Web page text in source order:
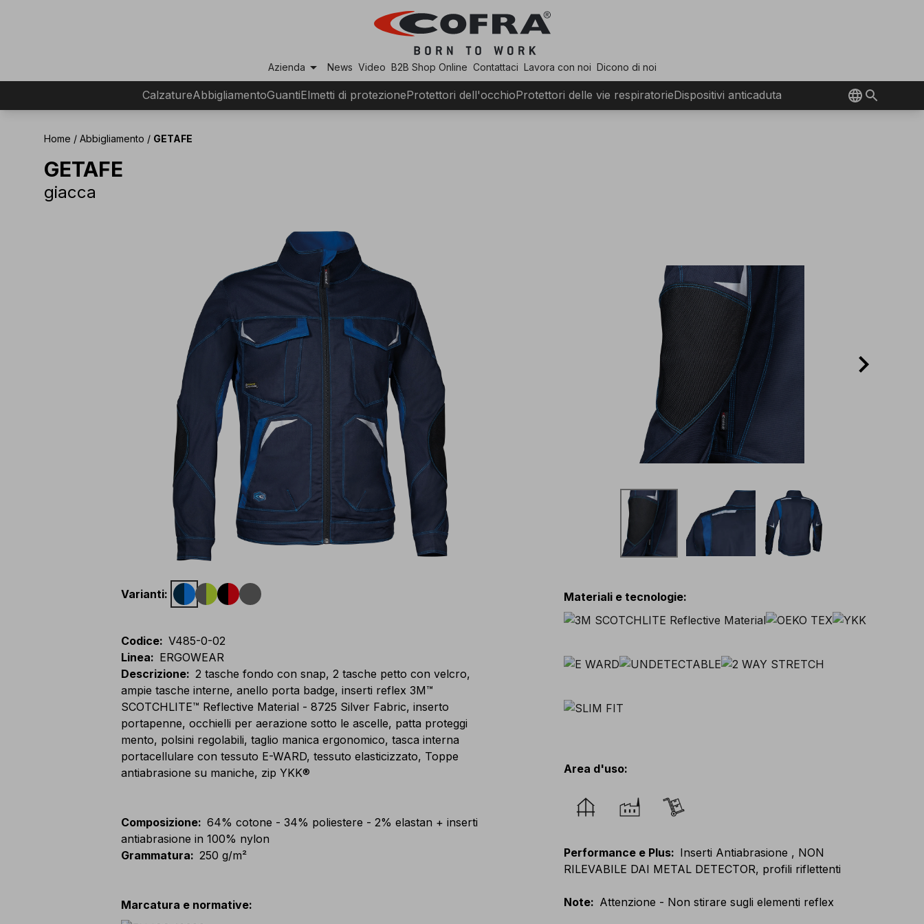
Azienda arrow_drop_down News Video B2B Shop Online Contattaci Lavora con noi Dicono di noi
CalzatureAbbigliamentoGuantiElmetti di protezioneProtettori dell'occhioProtettori delle vie respiratorieDispositivi anticaduta
Home / Abbigliamento / GETAFE
GETAFE
giacca
Varianti:
Codice: V485-0-02
Linea: ERGOWEAR
Descrizione: 2 tasche fondo con snap, 2 tasche petto con velcro,
ampie tasche interne, anello porta badge, inserti reflex 3M™
SCOTCHLITE™ Reflective Material - 8725 Silver Fabric, inserto
portapenne, occhielli per aerazione sotto le ascelle, patta proteggi
mento, polsini regolabili, taglio manica ergonomico, tasca interna
portacellulare con tessuto E-WARD, tessuto elasticizzato, Toppe
antiabrasione su maniche, zip YKK®
Composizione: 64% cotone - 34% poliestere - 2% elastan + inserti
antiabrasione in 100% nylon
Grammatura: 250 g/m²
Marcatura e normative:
Materiali e tecnologie:
Area d'uso:
Performance e Plus: Inserti Antiabrasione , NON
RILEVABILE DAI METAL DETECTOR, profili riflettenti
Note: Attenzione - Non stirare sugli elementi reflex